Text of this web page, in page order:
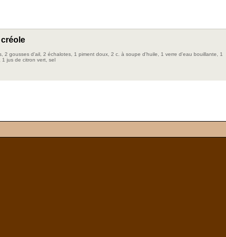
2 gousses d'ail, 2 échalotes, 1 piment doux, 2 c. à soupe d'huile, 1 verre d'eau bouillante, 1
jus de citron vert, sel